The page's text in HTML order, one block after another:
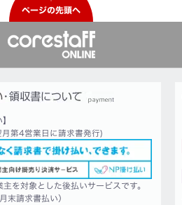
ページの先頭へ
月第4営業日に請求書発行)
を対象とした後払いサービスです。
末請求書払い）